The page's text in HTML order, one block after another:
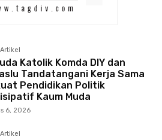
Katolik Komda DIY dan
Tandatangani Kerja Sama
Pendidikan Politik
Kaum Muda
6, 2026